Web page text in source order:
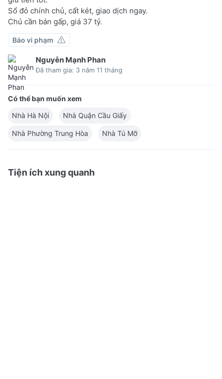
Sổ đỏ chính chủ, cất két, giao dịch ngay.
Chủ cần bán gấp, giá 37 tỷ.
Báo vi phạm
Nguyễn Mạnh Phan
Đã tham gia: 3 năm 11 tháng
Có thể bạn muốn xem
Nhà Hà Nội
Nhà Quận Cầu Giấy
Nhà Phường Trung Hòa Nhà Tú Mỡ
Tiện ích xung quanh